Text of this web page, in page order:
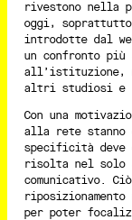
rivestono nella
oggi,
introdotte dal
un confronto
all’istituzione,
altri studiosi e
Con una
alla rete stanno
specificità deve
risolta nel solo
comunicativo.
per poter